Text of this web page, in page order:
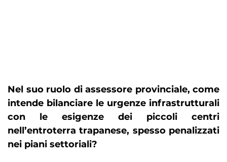
Nel suo ruolo di assessore provinciale, come
intende bilanciare le urgenze infrastrutturali
con le esigenze dei piccoli centri
nell’entroterra trapanese, spesso penalizzati
nei piani settoriali?